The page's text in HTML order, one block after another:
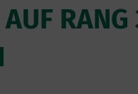
RANG